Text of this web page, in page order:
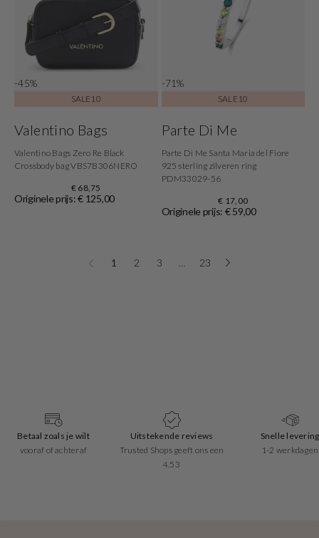
-45%
SALE10
Valentino Bags
Valentino Bags Zero Re Black
Crossbody bag VBS7B306NERO
€ 68,75
Originele prijs: € 125,00
-71%
SALE10
Parte Di Me
Parte Di Me Santa Maria del Fiore
925 sterling zilveren ring
PDM33029-56
€ 17,00
Originele prijs: € 59,00
1 2 3 23
Betaal zoals je wilt
vooraf of achteraf
Uitstekende reviews
Trusted Shops geeft ons een
4.53
Snelle levering
1-2 werkdagen